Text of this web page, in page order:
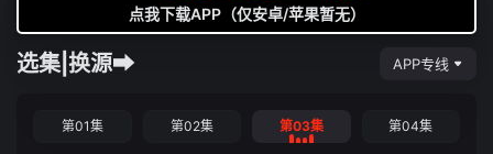
点我下载APP（仅安卓/苹果暂无）
选集|换源➡ APP专线
第01集 第02集 第03集 第04集